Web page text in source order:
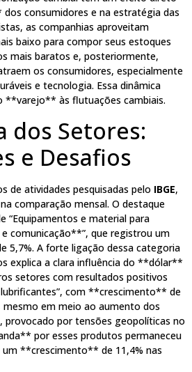
consumidores e na estratégia das
as companhias aproveitam
baixo para compor seus estoques
mais baratos e, posteriormente,
os consumidores, especialmente
e tecnologia. Essa dinâmica
**varejo** às flutuações cambiais.
dos Setores:
e Desafios
de atividades pesquisadas pelo IBGE,
comparação mensal. O destaque
“Equipamentos e material para
comunicação**”, que registrou um
5,7%. A forte ligação dessa categoria
explica a clara influência do **dólar**
setores com resultados positivos
lubrificantes”, com **crescimento** de
mesmo em meio ao aumento dos
provocado por tensões geopolíticas no
por esses produtos permaneceu
**crescimento** de 11,4% nas